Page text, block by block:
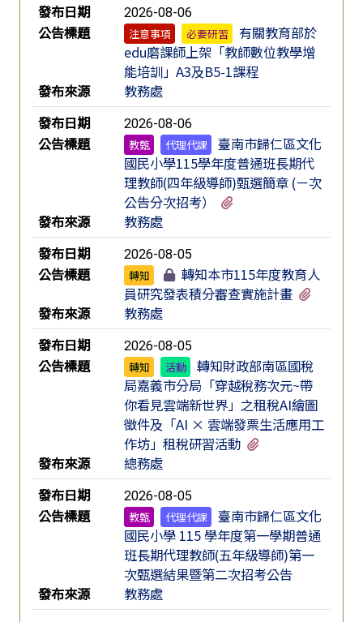
發布日期
2026-08-06
公告標題 注意事項 必要研習
有關教育部於
edu磨課師上架「教師數位教學增
能培訓」A3及B5-1課程
發布來源
教務處
發布日期
2026-08-06
公告標題 教甄 代理代課
臺南市歸仁區文化
國民小學115學年度普通班長期代
理教師(四年級導師)甄選簡章 (ㄧ次
公告分次招考）
發布來源
教務處
發布日期
2026-08-05
公告標題 轉知
轉知本市115年度教育人
員研究發表積分審查實施計畫
發布來源
教務處
發布日期
2026-08-05
公告標題 轉知 活動
轉知財政部南區國稅
局嘉義市分局「穿越稅務次元~帶
你看見雲端新世界」之租稅AI繪圖
徵件及「AI × 雲端發票生活應用工
作坊」租稅研習活動
發布來源
總務處
發布日期
2026-08-05
公告標題 教甄 代理代課
臺南市歸仁區文化
國民小學 115 學年度第一學期普通
班長期代理教師(五年級導師)第一
次甄選結果暨第二次招考公告
發布來源
教務處